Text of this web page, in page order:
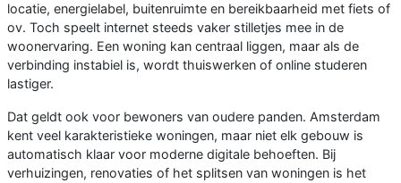
locatie, energielabel, buitenruimte en bereikbaarheid met fiets of
ov. Toch speelt internet steeds vaker stilletjes mee in de
woonervaring. Een woning kan centraal liggen, maar als de
verbinding instabiel is, wordt thuiswerken of online studeren
lastiger.
Dat geldt ook voor bewoners van oudere panden. Amsterdam
kent veel karakteristieke woningen, maar niet elk gebouw is
automatisch klaar voor moderne digitale behoeften. Bij
verhuizingen, renovaties of het splitsen van woningen is het